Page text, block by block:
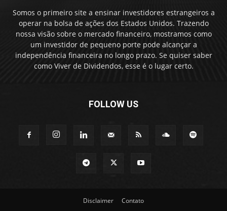
Somos o primeiro site a ensinar investidores estrangeiros a
operar na bolsa de ações dos Estados Unidos. Trazendo
nossa visão sobre o mercado financeiro, mostramos como
um investidor de pequeno porte pode alcançar a
independência financeira no longo prazo. Se quiser saber
como Viver de Dividendos, esse é o lugar certo.
FOLLOW US
Disclaimer Contato